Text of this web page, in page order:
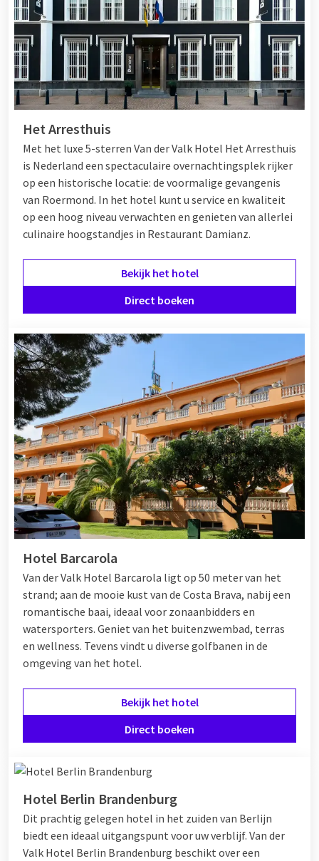
Het Arresthuis
Met het luxe 5-sterren Van der Valk Hotel Het Arresthuis
is Nederland een spectaculaire overnachtingsplek rijker
op een historische locatie: de voormalige gevangenis
van Roermond. In het hotel kunt u service en kwaliteit
op een hoog niveau verwachten en genieten van allerlei
culinaire hoogstandjes in Restaurant Damianz.
Bekijk het hotel
Direct boeken
Hotel Barcarola
Van der Valk Hotel Barcarola ligt op 50 meter van het
strand; aan de mooie kust van de Costa Brava, nabij een
romantische baai, ideaal voor zonaanbidders en
watersporters. Geniet van het buitenzwembad, terras
en wellness. Tevens vindt u diverse golfbanen in de
omgeving van het hotel.
Bekijk het hotel
Direct boeken
Hotel Berlin Brandenburg
Dit prachtig gelegen hotel in het zuiden van Berlijn
biedt een ideaal uitgangspunt voor uw verblijf. Van der
Valk Hotel Berlin Brandenburg beschikt over een